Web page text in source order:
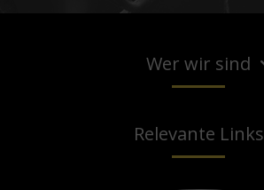
Wer wir sind
Relevante Links